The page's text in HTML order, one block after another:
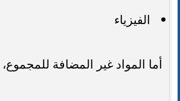
الفيزياء
أما المواد غير المضافة